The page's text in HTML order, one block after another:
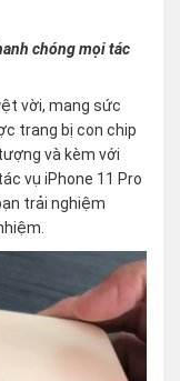
chóng mọi tác
vời, mang sức
trang bị con chip
và kèm với
vụ iPhone 11 Pro
trải nghiệm